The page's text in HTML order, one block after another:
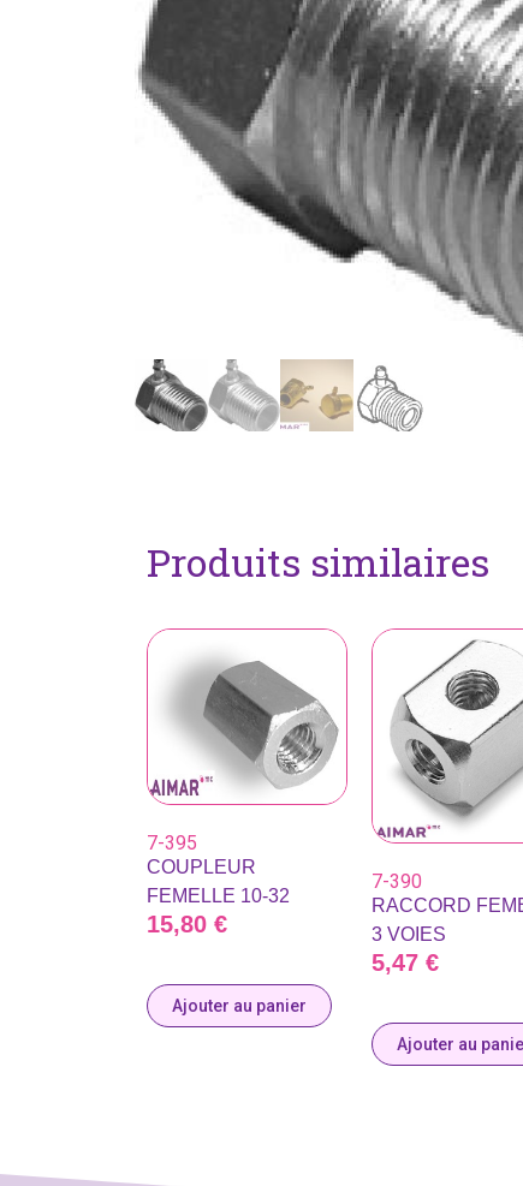
Produits similaires
7-395
COUPLEUR
FEMELLE 10-32
15,80 €
Ajouter au panier
7-390
RACCORD
3 VOIES
5,47 €
Ajouter au